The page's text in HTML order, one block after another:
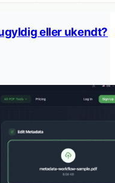
eller ukendt?